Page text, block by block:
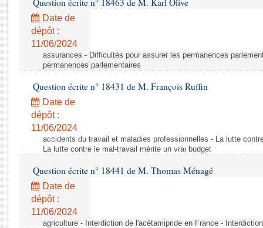
Rapports d'enquête
Rapports législatifs
Rapports sur l'application des lois
Baromètre de l’application des lois
Budget et sécurité sociale
Questions écrites et orales
Comptes rendus des débats
Question écrite n° 18463 de M. Karl Olive
Date de
dépôt :
11/06/2024
assurances - Difficultés pour assurer les permanences
permanences parlementaires
Question écrite n° 18431 de M. François Ruffin
Date de
dépôt :
11/06/2024
accidents du travail et maladies professionnelles - La lutte
La lutte contre le mal-travail mérite un vrai budget
Question écrite n° 18441 de M. Thomas Ménagé
Date de
dépôt :
11/06/2024
agriculture - Interdiction de l'acétamipride en France -